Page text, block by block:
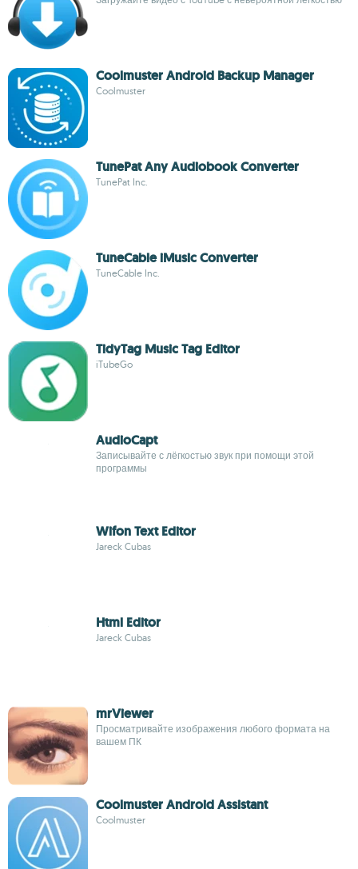
Coolmuster Android Backup Manager
Coolmuster
TunePat Any Audiobook Converter
TunePat Inc.
TuneCable iMusic Converter
TuneCable Inc.
TidyTag Music Tag Editor
iTubeGo
AudioCapt
Записывайте с лёгкостью звук при помощи этой
программы
Wifon Text Editor
Jareck Cubas
Html Editor
Jareck Cubas
mrViewer
Просматривайте изображения любого формата на
вашем ПК
Coolmuster Android Assistant
Coolmuster